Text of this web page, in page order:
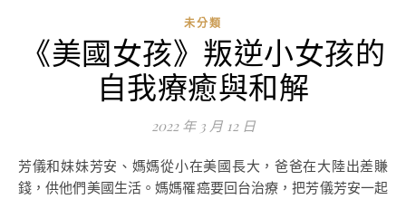
未分類
《美國女孩》叛逆小女孩的
自我療癒與和解
2022 年 3 月 12 日
芳儀和妹妹芳安、媽媽從小在美國長大，爸爸在大陸出差賺
錢，供他們美國生活。媽媽罹癌要回台治療，把芳儀芳安一起